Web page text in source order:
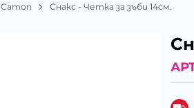
Camon Снакс - Четка за зъби 14см.